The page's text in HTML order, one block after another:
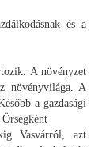
és a
A növényzet
növényvilága. A
a gazdasági
Vasvárról, azt